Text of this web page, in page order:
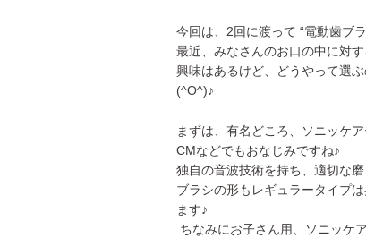
今回は、2回に渡って “電動歯ブ
最近、みなさんのお口の中に対
興味はあるけど、どうやって選
(^O^)♪
まずは、有名どころ、ソニッケ
CMなどでもおなじみですね♪
独自の音波技術を持ち、適切な
ブラシの形もレギュラータイプ
ます♪
ちなみにお子さん用、ソニッケ